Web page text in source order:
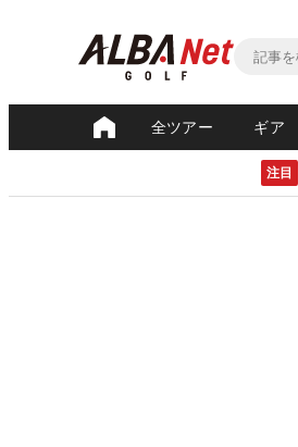
全ツアー ギア
注目